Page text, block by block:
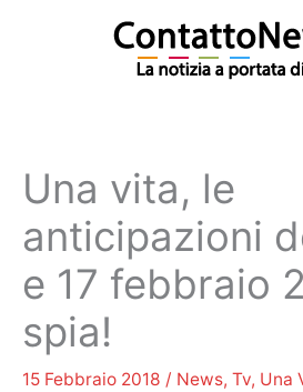
Una vita, le
anticipazioni
e 17 febbraio
spia!
15 Febbraio 2018 / News, Tv, Una